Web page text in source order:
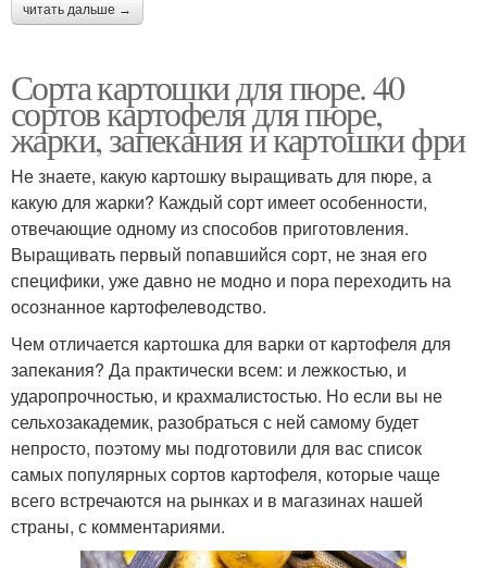
читать дальше →
Сорта картошки для пюре. 40
сортов картофеля для пюре,
жарки, запекания и картошки фри
Не знаете, какую картошку выращивать для пюре, а
какую для жарки? Каждый сорт имеет особенности,
отвечающие одному из способов приготовления.
Выращивать первый попавшийся сорт, не зная его
специфики, уже давно не модно и пора переходить на
осознанное картофелеводство.
Чем отличается картошка для варки от картофеля для
запекания? Да практически всем: и лежкостью, и
ударопрочностью, и крахмалистостью. Но если вы не
сельхозакадемик, разобраться с ней самому будет
непросто, поэтому мы подготовили для вас список
самых популярных сортов картофеля, которые чаще
всего встречаются на рынках и в магазинах нашей
страны, с комментариями.